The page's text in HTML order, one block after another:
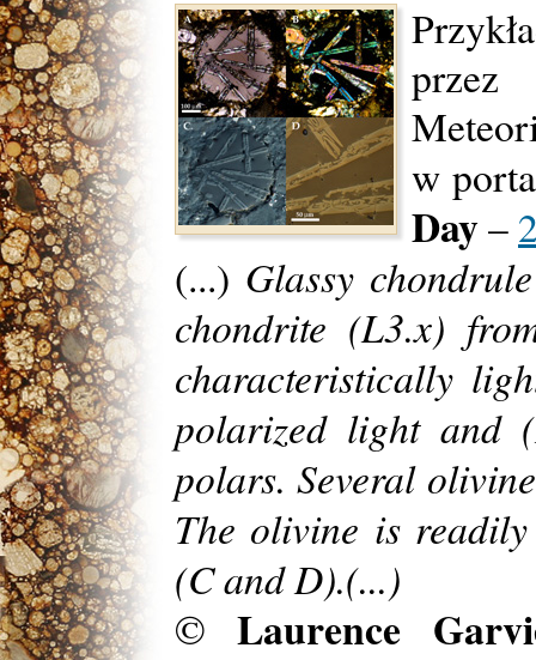
przez
w
Day–
(...) Glassy
chondrite (L3.x)
characteristically
polarized light and
polars. Several
The olivine is
(C and D).(...)
©Laurence